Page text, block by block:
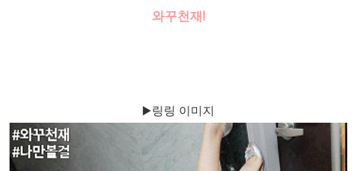
와꾸천재!
▶️링링 이미지